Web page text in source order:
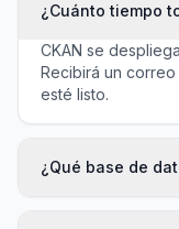
¿Cuánto tiempo
CKAN se
Recibirá un
esté listo.
¿Qué base de